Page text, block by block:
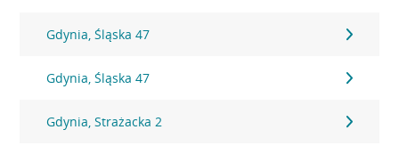
Gdynia, Śląska 47
Gdynia, Śląska 47
Gdynia, Strażacka 2